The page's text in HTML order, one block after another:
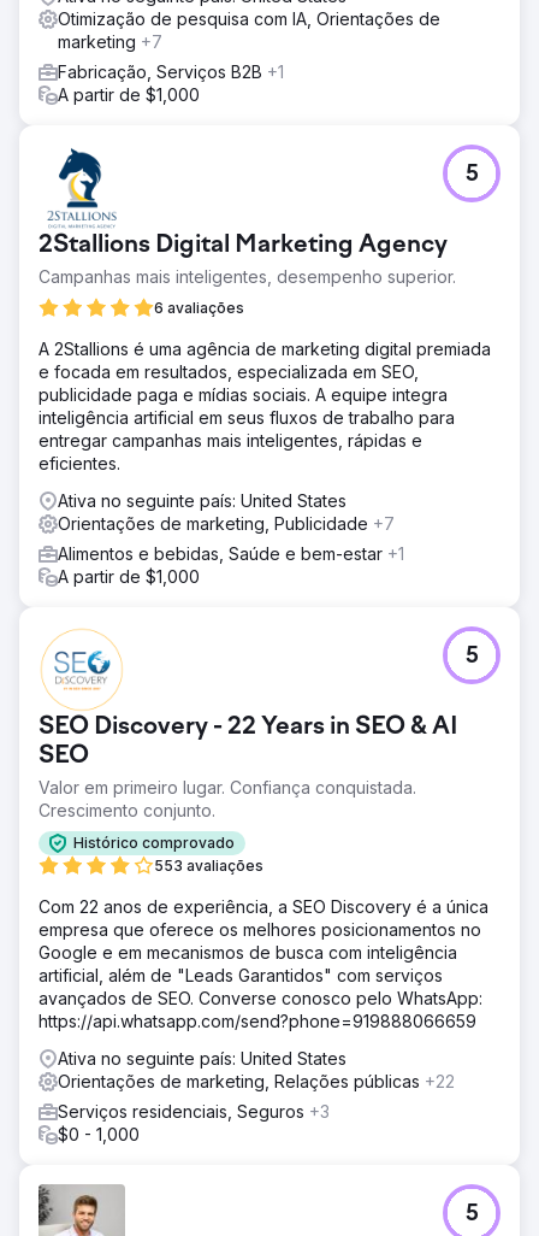
Otimização de pesquisa com IA, Orientações de
marketing +7
Fabricação, Serviços B2B +1
A partir de $1,000
2Stallions Digital Marketing Agency
Campanhas mais inteligentes, desempenho superior.
6 avaliações
5
A 2Stallions é uma agência de marketing digital premiada
e focada em resultados, especializada em SEO,
publicidade paga e mídias sociais. A equipe integra
inteligência artificial em seus fluxos de trabalho para
entregar campanhas mais inteligentes, rápidas e
eficientes.
Ativa no seguinte país: United States
Orientações de marketing, Publicidade +7
Alimentos e bebidas, Saúde e bem-estar +1
A partir de $1,000
SEO Discovery - 22 Years in SEO & AI
SEO
Valor em primeiro lugar. Confiança conquistada.
Crescimento conjunto.
Histórico comprovado
553 avaliações
5
Com 22 anos de experiência, a SEO Discovery é a única
empresa que oferece os melhores posicionamentos no
Google e em mecanismos de busca com inteligência
artificial, além de "Leads Garantidos" com serviços
avançados de SEO. Converse conosco pelo WhatsApp:
https://api.whatsapp.com/send?phone=919888066659
Ativa no seguinte país: United States
Orientações de marketing, Relações públicas +22
Serviços residenciais, Seguros +3
$0 - 1,000
5